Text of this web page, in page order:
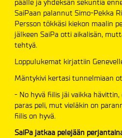
päälle ja yhdeksän sekuntia
SaiPaan palannut Simo-Pekka
Persson tökkäsi kiekon maalin
jälkeen SaiPa otti aikalisän,
tehtyä.
Loppulukemat kirjattiin
Mäntykivi kertasi tunnelmiaan
- No hyvä fiilis jäi vaikka hävittin,
paras peli, mut vieläkin on
fiilis on hyvä.
SaiPa jatkaa pelejään